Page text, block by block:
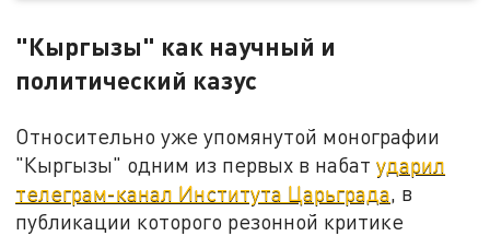
"Кыргызы" как научный и
политический казус
Относительно уже упомянутой монографии
"Кыргызы" одним из первых в набатударил
телеграм-канал Института Царьграда, в
публикации которого резонной критике